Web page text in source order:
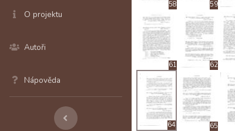
O projektu
Autoři
Nápověda
58 59
61 62
64 65